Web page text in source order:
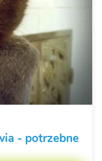
- potrzebne